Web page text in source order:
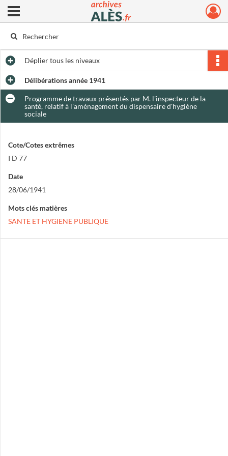
Archives municipales d'Alès
Ouvrir le menu déroulant
Dépliertous les niveaux
Délibérations année 1941
Programme de travaux présentés par M. l'inspecteur de la
santé, relatif à l'aménagement du dispensaire d'hygiène
sociale
Cote/Cotes extrêmes
I D 77
Date
28/06/1941
Mots clés matières
SANTE ET HYGIENE PUBLIQUE